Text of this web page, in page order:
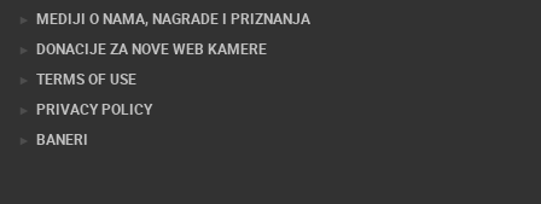
MEDIJI O NAMA, NAGRADE I PRIZNANJA
DONACIJE ZA NOVE WEB KAMERE
TERMS OF USE
PRIVACY POLICY
BANERI